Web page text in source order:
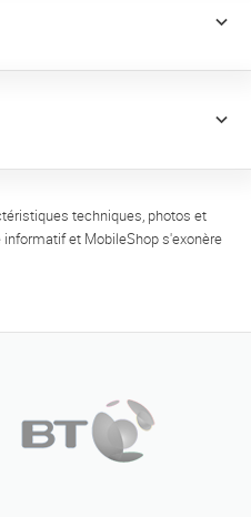
techniques, photos et
et MobileShop s'exonère